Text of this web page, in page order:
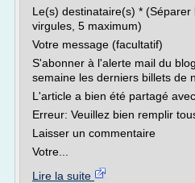
Le(s) destinataire(s) *
virgules, 5 maximum)
Votre message (facultatif)
S'abonner à l'alerte mail du
semaine les derniers billets de
L'article a bien été partagé avec
Erreur: Veuillez bien remplir
Laisser un commentaire
Votre...
Lire la suite